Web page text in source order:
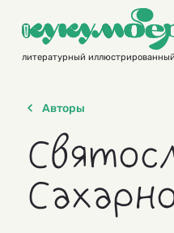
contentлитературный
Авторы